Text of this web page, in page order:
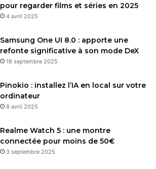
pour regarder films et séries en 2025
4 avril 2025
Samsung One UI 8.0 : apporte une
refonte significative à son mode DeX
18 septembre 2025
Pinokio : installez l’IA en local sur votre
ordinateur
8 avril 2025
Realme Watch 5 : une montre
connectée pour moins de 50€
3 septembre 2025